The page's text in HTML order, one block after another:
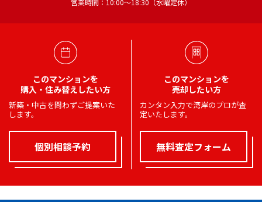
営業時間：10:00～18:30（水曜定休）
このマンションを
購入・住み替えしたい方
新築・中古を問わずご提案いた
します。
個別相談予約
このマンションを
売却したい方
カンタン入力で湾岸のプロが査
定いたします。
無料査定フォーム